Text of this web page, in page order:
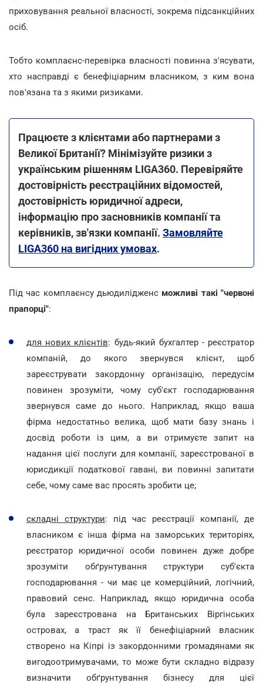
приховування реальної власності, зокрема підсанкційних
осіб.
Тобто комплаєнс-перевірка власності повинна з'ясувати,
хто насправді є бенефіціарним власником, з ким вона
пов'язана та з якими ризиками.
Працюєте з клієнтами або партнерами з
Великої Британії? Мінімізуйте ризики з
українським рішенням LIGA360. Перевіряйте
достовірність реєстраційних відомостей,
достовірність юридичної адреси,
інформацію про засновників компанії та
керівників, зв'язки компанії. Замовляйте
LIGA360 на вигідних умовах.
Під час комплаєнсу дьюдилідженс можливі такі "червоні
прапорці":
для нових клієнтів: будь-який бухгалтер - реєстратор
компаній, до якого звернувся клієнт, щоб
зареєструвати закордонну організацію, передусім
повинен зрозуміти, чому суб'єкт господарювання
звернувся саме до нього. Наприклад, якщо ваша
фірма недостатньо велика, щоб мати базу знань і
досвід роботи із цим, а ви отримуєте запит на
надання цієї послуги для компанії, зареєстрованої в
юрисдикції податкової гавані, ви повинні запитати
себе, чому саме вас просять зробити це;
складні структури: під час реєстрації компанії, де
власником є інша фірма на заморських територіях,
реєстратор юридичної особи повинен дуже добре
зрозуміти обґрунтування структури суб'єкта
господарювання - чи має це комерційний, логічний,
правовий сенс. Наприклад, якщо юридична особа
була зареєстрована на Британських Віргінських
островах, а траст як її бенефіціарний власник
створено на Кіпрі із закордонними громадянами як
вигодоотримувачами, то може бути складно відразу
визначити обґрунтування бізнесу для цієї